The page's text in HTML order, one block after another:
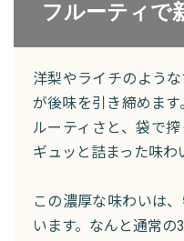
フルーティで
洋梨やライチのよう
が後味を引き締めま
ルーティさと、袋で
ギュッと詰まった味わ
この濃厚な味わいは
います。なんと通常